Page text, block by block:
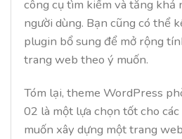
công cụ tìm kiếm và tăng khả
người dùng. Bạn cũng có thể
plugin bổ sung để mở rộng
trang web theo ý muốn.
Tóm lại, theme WordPress
02 là một lựa chọn tốt cho
muốn xây dựng một trang